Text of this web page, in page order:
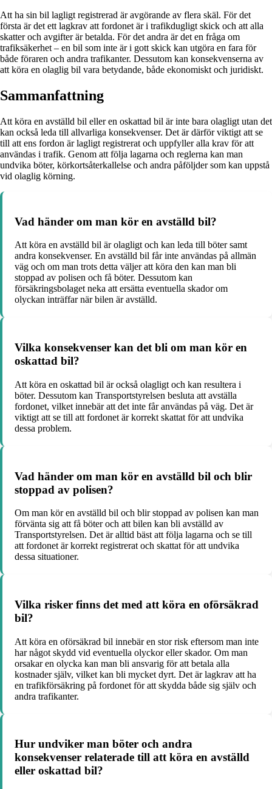
Att ha sin bil lagligt registrerad är avgörande av flera skäl. För det
första är det ett lagkrav att fordonet är i trafikdugligt skick och att alla
skatter och avgifter är betalda. För det andra är det en fråga om
trafiksäkerhet – en bil som inte är i gott skick kan utgöra en fara för
både föraren och andra trafikanter. Dessutom kan konsekvenserna av
att köra en olaglig bil vara betydande, både ekonomiskt och juridiskt.
Sammanfattning
Att köra en avställd bil eller en oskattad bil är inte bara olagligt utan det
kan också leda till allvarliga konsekvenser. Det är därför viktigt att se
till att ens fordon är lagligt registrerat och uppfyller alla krav för att
användas i trafik. Genom att följa lagarna och reglerna kan man
undvika böter, körkortsåterkallelse och andra påföljder som kan uppstå
vid olaglig körning.
Vad händer om man kör en avställd bil?
Att köra en avställd bil är olagligt och kan leda till böter samt
andra konsekvenser. En avställd bil får inte användas på allmän
väg och om man trots detta väljer att köra den kan man bli
stoppad av polisen och få böter. Dessutom kan
försäkringsbolaget neka att ersätta eventuella skador om
olyckan inträffar när bilen är avställd.
Vilka konsekvenser kan det bli om man kör en
oskattad bil?
Att köra en oskattad bil är också olagligt och kan resultera i
böter. Dessutom kan Transportstyrelsen besluta att avställa
fordonet, vilket innebär att det inte får användas på väg. Det är
viktigt att se till att fordonet är korrekt skattat för att undvika
dessa problem.
Vad händer om man kör en avställd bil och blir
stoppad av polisen?
Om man kör en avställd bil och blir stoppad av polisen kan man
förvänta sig att få böter och att bilen kan bli avställd av
Transportstyrelsen. Det är alltid bäst att följa lagarna och se till
att fordonet är korrekt registrerat och skattat för att undvika
dessa situationer.
Vilka risker finns det med att köra en oförsäkrad
bil?
Att köra en oförsäkrad bil innebär en stor risk eftersom man inte
har något skydd vid eventuella olyckor eller skador. Om man
orsakar en olycka kan man bli ansvarig för att betala alla
kostnader själv, vilket kan bli mycket dyrt. Det är lagkrav att ha
en trafikförsäkring på fordonet för att skydda både sig själv och
andra trafikanter.
Hur undviker man böter och andra
konsekvenser relaterade till att köra en avställd
eller oskattad bil?